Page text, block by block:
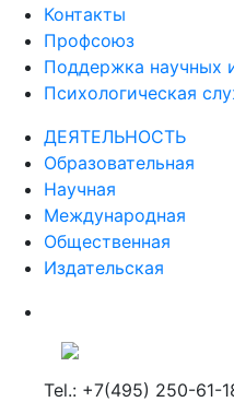
Контакты
Профсоюз
Поддержка научных
Психологическая
ДЕЯТЕЛЬНОСТЬ
Образовательная
Научная
Международная
Общественная
Издательская
Tel.: +7(495) 250-61-